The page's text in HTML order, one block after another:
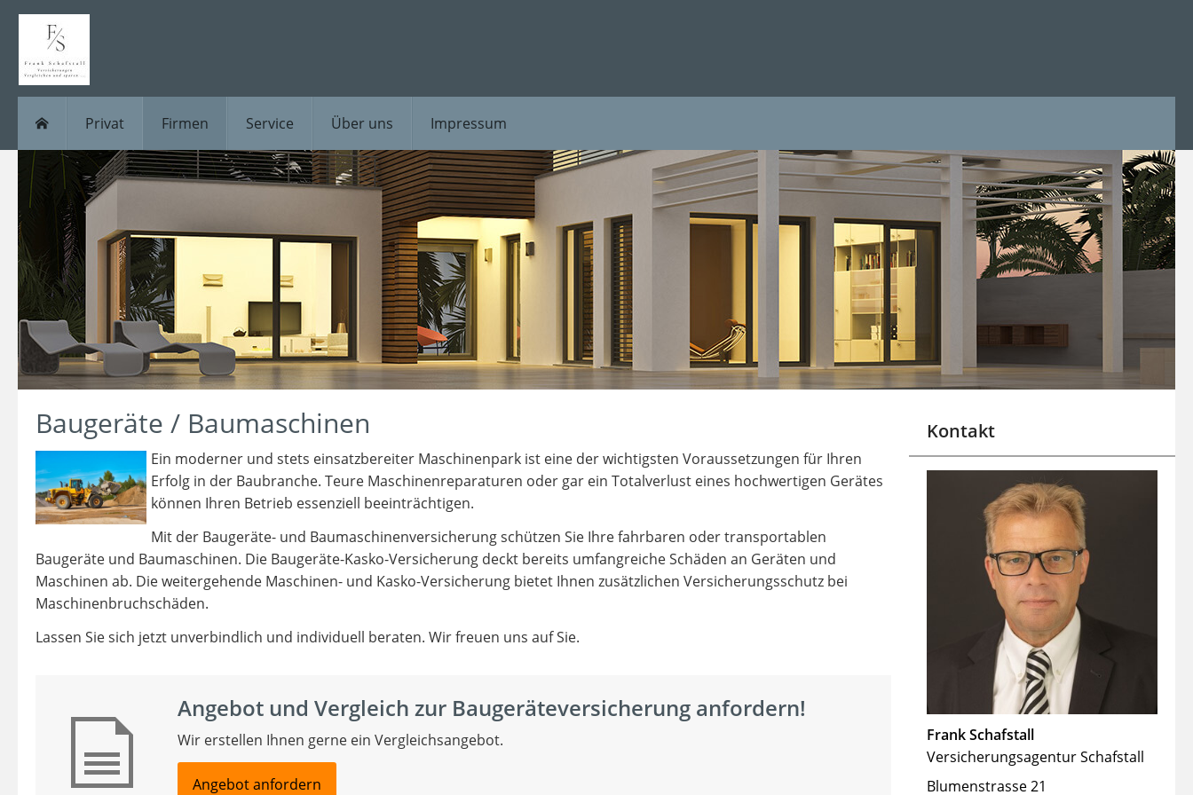
Privat Firmen Service Über uns Impressum
Kontakt
Frank Schafstall
Versicherungsagentur Schafstall
Blumenstrasse 21
Baugeräte / Baumaschinen
Ein moderner und stets einsatzbereiter Maschinenpark ist eine der wichtigsten Voraussetzungen für Ihren
Erfolg in der Baubranche. Teure Maschinenreparaturen oder gar ein Totalverlust eines hochwertigen Gerätes
können Ihren Betrieb essenziell beeinträchtigen.
Mit der Baugeräte- und Baumaschinenversicherung schützen Sie Ihre fahrbaren oder transportablen
Baugeräte und Baumaschinen. Die Baugeräte-Kasko-Versicherung deckt bereits umfangreiche Schäden an Geräten und
Maschinen ab. Die weitergehende Maschinen- und Kasko-Versicherung bietet Ihnen zusätzlichen Versicherungsschutz bei
Maschinenbruchschäden.
Lassen Sie sich jetzt unverbindlich und individuell beraten. Wir freuen uns auf Sie.
Angebot und Vergleich zur Baugeräteversicherung anfordern!
Wir erstellen Ihnen gerne ein Vergleichsangebot.
Angebot anfordern